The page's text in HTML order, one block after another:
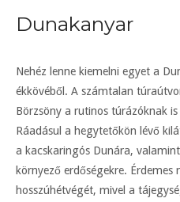
Dunakanyar
Nehéz lenne kiemelni egyet a
ékkövéből. A számtalan
Börzsöny a rutinos túrázóknak
Ráadásul a hegytetőkön lévő
a kacskaringós Dunára,
környező erdőségekre. Érdemes
hosszúhétvégét, mivel a